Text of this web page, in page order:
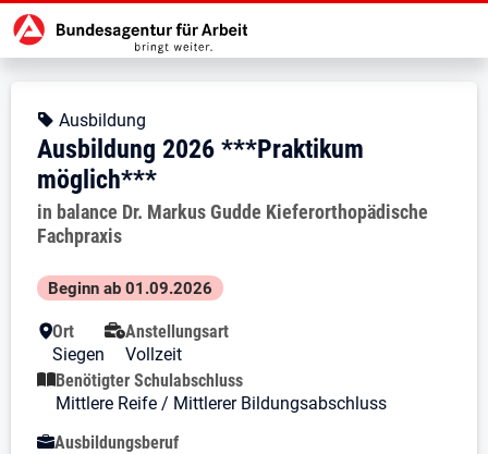
Zur Jobsuche Startseite
Stellendetails zu: Ausbildung
Ausbildung 2026
Ausbildung 2026 ***Praktikum
Kopfbereich
Angebotsart:
Ausbildung
Ausbildung 2026 ***Praktikum
möglich***
Arbeitgeber:
in balance Dr. Markus Gudde Kieferorthopädische
Fachpraxis
Besondere Merkmale
Beginn ab 01.09.2026
Ort
Siegen
Anstellungsart
Vollzeit
Benötigter Schulabschluss
Mittlere Reife / Mittlerer Bildungsabschluss
Ausbildungsberuf